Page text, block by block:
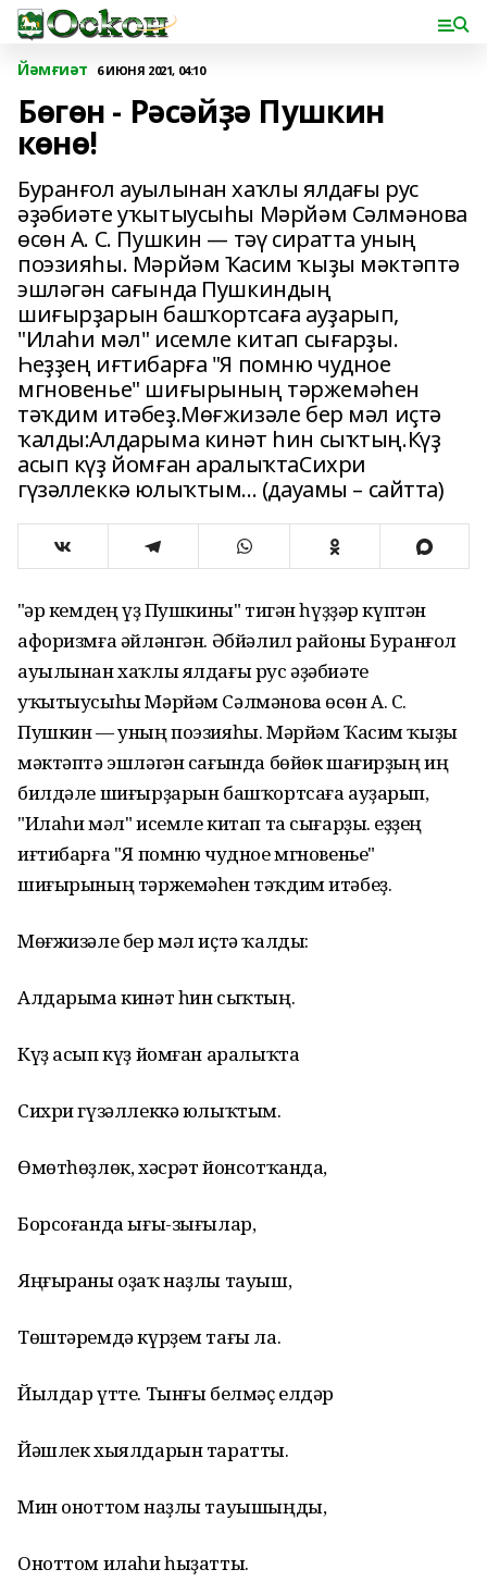
Йәмғиәт 6 ИЮНЯ 2021, 04:10
Бөгөн - Рәсәйҙә Пушкин
көнө!
Буранғол ауылынан хаҡлы ялдағы рус
әҙәбиәте уҡытыусыһы Мәрйәм Сәлмәнова
өсөн А. С. Пушкин — тәү сиратта уның
поэзияһы. Мәрйәм Ҡасим ҡыҙы мәктәптә
эшләгән сағында Пушкиндың
шиғырҙарын башҡортсаға ауҙарып,
"Илаһи мәл" исемле китап сығарҙы.
Һеҙҙең иғтибарға "Я помню чудное
мгновенье" шиғырының тәржемәһен
тәҡдим итәбеҙ.Мөғжизәле бер мәл иҫтә
ҡалды:Алдарыма кинәт һин сыҡтың.Күҙ
асып күҙ йомған аралыҡтаСихри
гүзәллеккә юлыҡтым... (дауамы – сайтта)
"Һәр кемдең үҙ Пушкины" тигән һүҙҙәр күптән
афоризмға әйләнгән. Әбйәлил районы Буранғол
ауылынан хаҡлы ялдағы рус әҙәбиәте
уҡытыусыһы Мәрйәм Сәлмәнова өсөн А. С.
Пушкин — уның поэзияһы. Мәрйәм Ҡасим ҡыҙы
мәктәптә эшләгән сағында бөйөк шағирҙың иң
билдәле шиғырҙарын башҡортсаға ауҙарып,
"Илаһи мәл" исемле китап та сығарҙы. Һеҙҙең
иғтибарға "Я помню чудное мгновенье"
шиғырының тәржемәһен тәҡдим итәбеҙ.
Мөғжизәле бер мәл иҫтә ҡалды:
Алдарыма кинәт һин сыҡтың.
Күҙ асып күҙ йомған аралыҡта
Сихри гүзәллеккә юлыҡтым.
Өмөтһөҙлөк, хәсрәт йонсотҡанда,
Борсоғанда ығы-зығылар,
Яңғыраны оҙаҡ наҙлы тауыш,
Төштәремдә күрҙем тағы ла.
Йылдар үтте. Тынғы белмәҫ елдәр
Йәшлек хыялдарын таратты.
Мин оноттом наҙлы тауышыңды,
Оноттом илаһи һыҙатты.